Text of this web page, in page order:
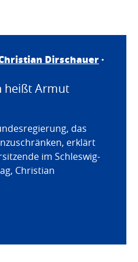
Dirschauer·
heißt Armut
das
erklärt
im Schleswig-
Christian